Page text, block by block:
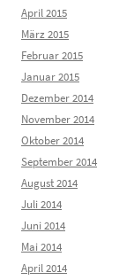
April 2015
März 2015
Februar 2015
Januar 2015
Dezember 2014
November 2014
Oktober 2014
September 2014
August 2014
Juli 2014
Juni 2014
Mai 2014
April 2014